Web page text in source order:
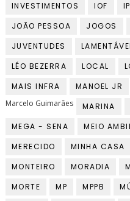
INVESTIMENTOS
IOF
JOÃO PESSOA
JOGOS
JUVENTUDES
LÉO BEZERRA
LOCAL
MAIS INFRA
MANOEL JR
Marcelo Guimarães
MARINA
MEGA - SENA
MEIO
MERECIDO
MINHA CASA
MONTEIRO
MORADIA
MORTE
MP MPPB